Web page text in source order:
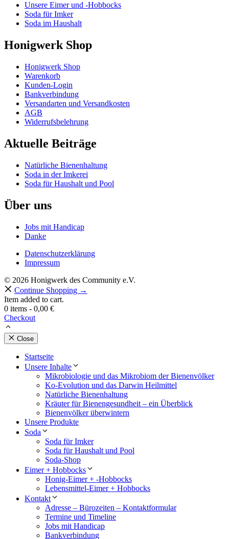
Unsere Eimer und -Hobbocks
Soda für Imker
Soda im Haushalt
Honigwerk Shop
Honigwerk Shop
Warenkorb
Kunden-Login
Bankverbindung
Versandarten und Versandkosten
AGB
Widerrufsbelehrung
Aktuelle Beiträge
Natürliche Bienenhaltung
Soda in der Imkerei
Soda für Haushalt und Pool
Über uns
Jobs mit Handicap
Danke
Datenschutzerklärung
Impressum
© 2026 Honigwerk des Community e.V.
Continue Shopping →
Item added to cart.
0 items - 0,00 €
Checkout
Close
Startseite
Unsere Inhalte
Mikrobiologie und das Mikrobiom der Bienenvölker
Ko-Evolution und das Darwin Heilmittel
Natürliche Bienenhaltung
Kräuter für Bienengesundheit – ein Überblick
Bienenvölker überwintern
Unsere Produkte
Soda
Soda für Imker
Soda für Haushalt und Pool
Soda-Shop
Eimer + Hobbocks
Honig-Eimer + -Hobbocks
Lebensmittel-Eimer + Hobbocks
Kontakt
Adresse – Bürozeiten – Kontaktformular
Termine und Timeline
Jobs mit Handicap
Bankverbindung